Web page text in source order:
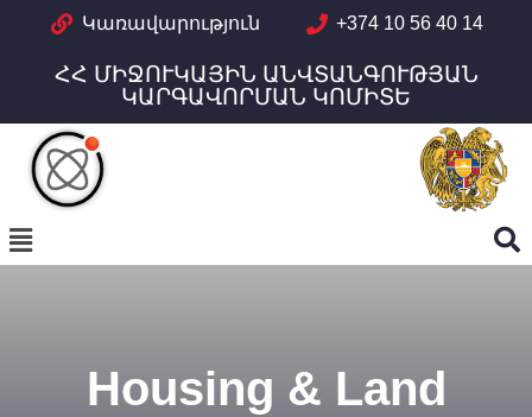
Կառավարություն +374 10 56 40 14
ՀՀ ՄԻՋՈՒԿԱՅԻՆ ԱՆՎՏԱՆԳՈՒԹՅԱՆ
ԿԱՐԳԱՎՈՐՄԱՆ ԿՈՄԻՏԵ
Housing & Land